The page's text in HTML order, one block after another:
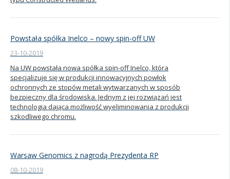
Powstała spółka Inelco – nowy spin-off UW
23-10-2019
Na UW powstała nowa spółka spin-off Inelco, która
specjalizuje się w produkcji innowacyjnych powłok
ochronnych ze stopów metali wytwarzanych w sposób
bezpieczny dla środowiska. Jednym z jej rozwiązań jest
technologia dająca możliwość wyeliminowania z produkcji
szkodliwego chromu.
Warsaw Genomics z nagrodą Prezydenta RP
08-10-2019